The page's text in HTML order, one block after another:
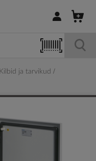
Logi sisse /
Kilbid ja tarvikud